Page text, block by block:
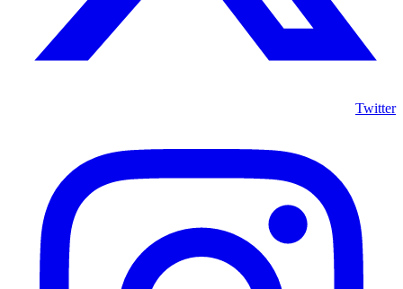
Twitter